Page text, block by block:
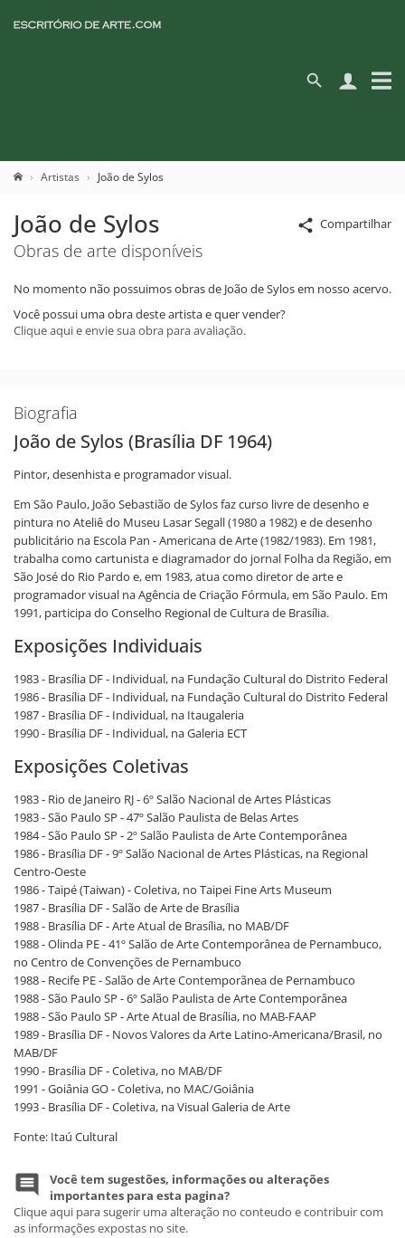
Artistas João de Sylos
Compartilhar
João de Sylos
Obras de arte disponíveis
No momento não possuimos obras de João de Sylos em nosso acervo.
Você possui uma obra deste artista e quer vender?
Clique aqui e envie sua obra para avaliação.
Biografia
João de Sylos (Brasília DF 1964)
Pintor, desenhista e programador visual.
Em São Paulo, João Sebastião de Sylos faz curso livre de desenho e
pintura no Ateliê do Museu Lasar Segall (1980 a 1982) e de desenho
publicitário na Escola Pan - Americana de Arte (1982/1983). Em 1981,
trabalha como cartunista e diagramador do jornal Folha da Região, em
São José do Rio Pardo e, em 1983, atua como diretor de arte e
programador visual na Agência de Criação Fórmula, em São Paulo. Em
1991, participa do Conselho Regional de Cultura de Brasília.
Exposições Individuais
1983 - Brasília DF - Individual, na Fundação Cultural do Distrito Federal
1986 - Brasília DF - Individual, na Fundação Cultural do Distrito Federal
1987 - Brasília DF - Individual, na Itaugaleria
1990 - Brasília DF - Individual, na Galeria ECT
Exposições Coletivas
1983 - Rio de Janeiro RJ - 6º Salão Nacional de Artes Plásticas
1983 - São Paulo SP - 47º Salão Paulista de Belas Artes
1984 - São Paulo SP - 2º Salão Paulista de Arte Contemporânea
1986 - Brasília DF - 9º Salão Nacional de Artes Plásticas, na Regional
Centro-Oeste
1986 - Taipé (Taiwan) - Coletiva, no Taipei Fine Arts Museum
1987 - Brasília DF - Salão de Arte de Brasília
1988 - Brasília DF - Arte Atual de Brasília, no MAB/DF
1988 - Olinda PE - 41º Salão de Arte Contemporânea de Pernambuco,
no Centro de Convenções de Pernambuco
1988 - Recife PE - Salão de Arte Contemporãnea de Pernambuco
1988 - São Paulo SP - 6º Salão Paulista de Arte Contemporânea
1988 - São Paulo SP - Arte Atual de Brasília, no MAB-FAAP
1989 - Brasília DF - Novos Valores da Arte Latino-Americana/Brasil, no
MAB/DF
1990 - Brasília DF - Coletiva, no MAB/DF
1991 - Goiânia GO - Coletiva, no MAC/Goiânia
1993 - Brasília DF - Coletiva, na Visual Galeria de Arte
Fonte: Itaú Cultural
Você tem sugestões, informações ou alterações
importantes para esta pagina?
Clique aqui para sugerir uma alteração no conteudo e contribuir com
as informações expostas no site.